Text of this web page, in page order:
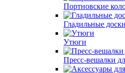
Портновские
Гладильные
Утюги
Пресс-вешалки